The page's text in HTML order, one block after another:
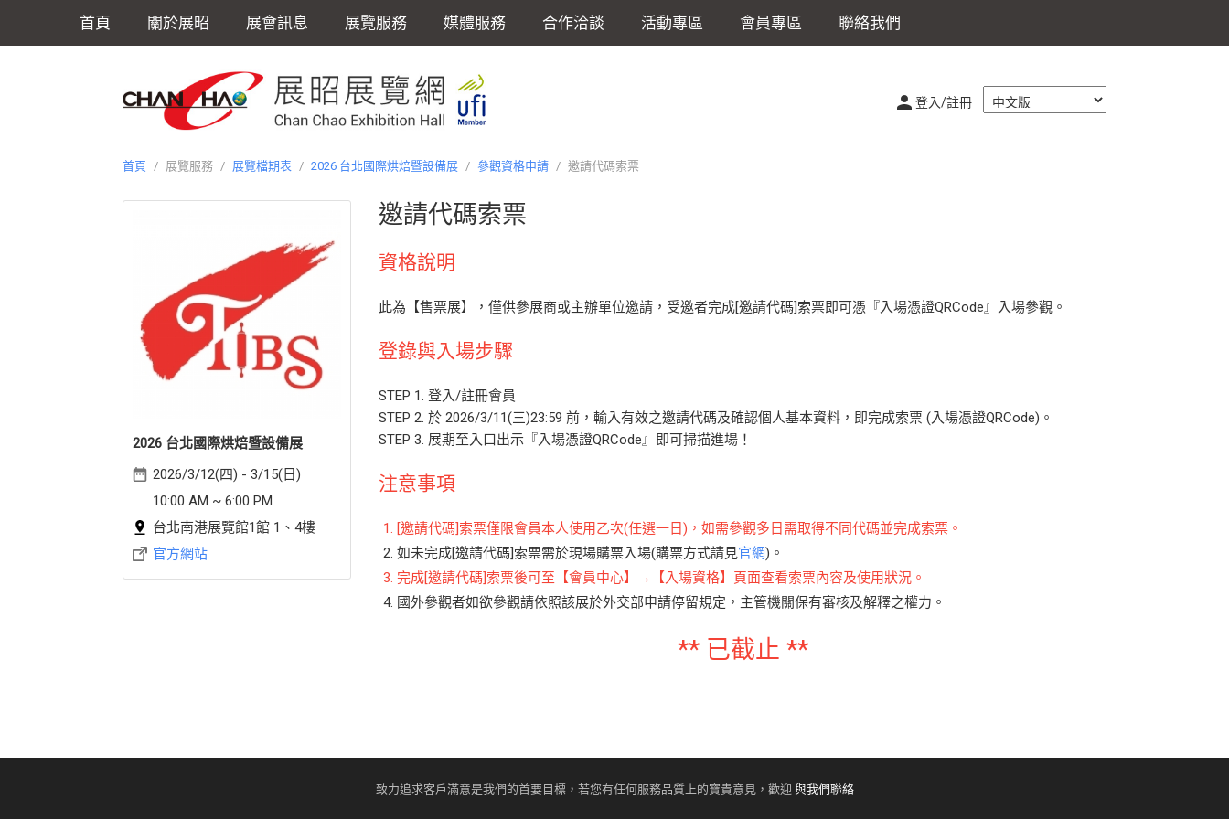
首頁 關於展昭 展會訊息 展覽服務 媒體服務 合作洽談 活動專區 會員專區 聯絡我們
登入/註冊
首頁 / 展覽服務 / 展覽檔期表 / 2026 台北國際烘焙暨設備展 / 參觀資格申請 / 邀請代碼索票
2026 台北國際烘焙暨設備展
2026/3/12(四) - 3/15(日)
10:00 AM ~ 6:00 PM
台北南港展覽館1館 1、4樓
官方網站
邀請代碼索票
資格說明
此為【售票展】，僅供參展商或主辦單位邀請，受邀者完成[邀請代碼]索票即可憑『入場憑證QRCode』入場參觀。
登錄與入場步驟
STEP 1. 登入/註冊會員
STEP 2. 於 2026/3/11(三)23:59 前，輸入有效之邀請代碼及確認個人基本資料，即完成索票 (入場憑證QRCode)。
STEP 3. 展期至入口出示『入場憑證QRCode』即可掃描進場！
注意事項
[邀請代碼]索票僅限會員本人使用乙次(任選一日)，如需參觀多日需取得不同代碼並完成索票。
如未完成[邀請代碼]索票需於現場購票入場(購票方式請見官網)。
完成[邀請代碼]索票後可至【會員中心】→【入場資格】頁面查看索票內容及使用狀況。
國外參觀者如欲參觀請依照該展於外交部申請停留規定，主管機關保有審核及解釋之權力。
** 已截止 **
致力追求客戶滿意是我們的首要目標，若您有任何服務品質上的寶貴意見，歡迎 與我們聯絡